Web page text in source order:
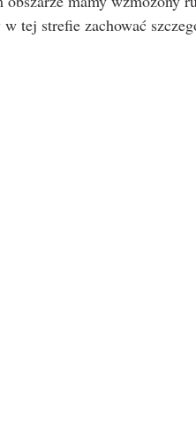
tej strefie zachować